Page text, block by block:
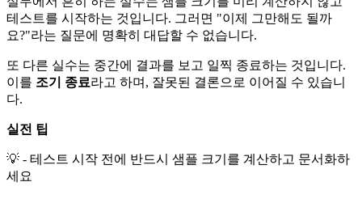
테스트를 시작하는 것입니다. 그러면 "이제 그만해도 될까
요?"라는 질문에 명확히 대답할 수 없습니다.
또 다른 실수는 중간에 결과를 보고 일찍 종료하는 것입니다.
이를 조기 종료라고 하며, 잘못된 결론으로 이어질 수 있습니
다.
실전 팁
💡 - 테스트 시작 전에 반드시 샘플 크기를 계산하고 문서화하
세요